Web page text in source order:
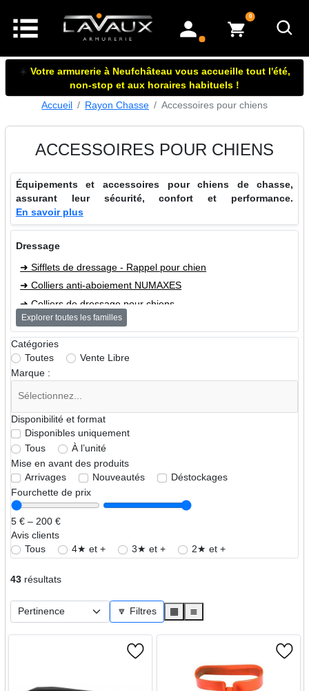
mon compte
0articles dans le panier
☀️ Votre armurerie à Neufchâteau vous accueille tout l'été,
non-stop et aux horaires habituels !
Accueil
Rayon Chasse Accessoires pour chiens
ACCESSOIRES POUR CHIENS
Équipements et accessoires pour chiens de chasse,
assurant leur sécurité, confort et performance.
En savoir plus
Dressage
➜ Sifflets de dressage - Rappel pour chien
➜ Colliers anti-aboiement NUMAXES
➜ Colliers de dressage pour chiens
➜ Harnais de travail pour chien de chasse
Colliers et laisses
➜ Colliers de travail pour chiens de sang
➜ Colliers pour chiens de chasse
➜ Grelots pour chiens de chasse
➜ Laisses pour chiens de chasse
Explorer toutes les familles
Catégories
Toutes
Vente Libre
Marque :
Disponibilité et format
Disponibles uniquement
Tous
À l’unité
Mise en avant des produits
Arrivages
Nouveautés
Déstockages
Fourchette de prix
5 € – 200 €
Avis clients
Tous
4★ et + 3★ et + 2★ et +
43résultats
🔽 Filtres ▦ ≣